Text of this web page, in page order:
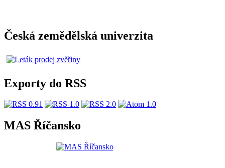
Česká zemědělská univerzita
Exporty do RSS
MAS Říčansko